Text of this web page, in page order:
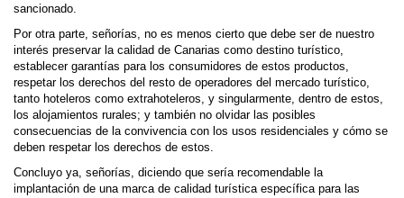
sancionado.
Por otra parte, señorías, no es menos cierto que debe ser de nuestro
interés preservar la calidad de Canarias como destino turístico,
establecer garantías para los consumidores de estos productos,
respetar los derechos del resto de operadores del mercado turístico,
tanto hoteleros como extrahoteleros, y singularmente, dentro de estos,
los alojamientos rurales; y también no olvidar las posibles
consecuencias de la convivencia con los usos residenciales y cómo se
deben respetar los derechos de estos.
Concluyo ya, señorías, diciendo que sería recomendable la
implantación de una marca de calidad turística específica para las